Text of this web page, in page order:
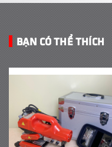
BẠN CÓ THỂ THÍCH